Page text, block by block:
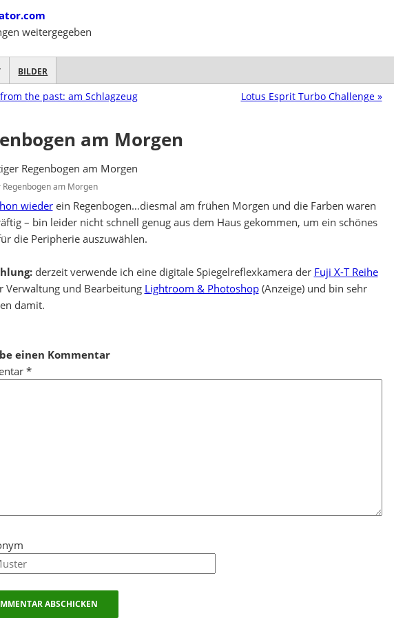
weitergegeben
BILDER
Lotus Esprit Turbo Challenge »
the past: am Schlagzeug
am Morgen
am Morgen
wiederein Regenbogen…diesmal am frühen Morgen und die Farben waren
– bin leider nicht schnell genug aus dem Haus gekommen, um ein schönes
die Peripherie auszuwählen.
derzeit verwende ich eine digitale Spiegelreflexkamera der Fuji X-T Reihe
Verwaltung und Bearbeitung Lightroom & Photoshop(Anzeige) und bin sehr
damit.
einen Kommentar
*